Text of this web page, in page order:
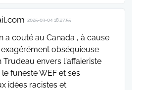
2025-03-04 18:27:55
a couté au Canada , à cause
obséquieuse
Trudeau envers l'affaieriste
funeste WEF et ses
idées racistes et